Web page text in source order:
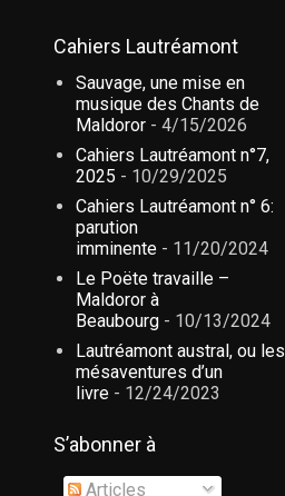
Cahiers Lautréamont
Sauvage, une mise en
musique des Chants de
Maldoror - 4/15/2026
Cahiers Lautréamont n°7,
2025 - 10/29/2025
Cahiers Lautréamont n° 6:
parution
imminente - 11/20/2024
Le Poëte travaille –
Maldoror à
Beaubourg - 10/13/2024
Lautréamont austral, ou les
mésaventures d’un
livre - 12/24/2023
S’abonner à
Articles